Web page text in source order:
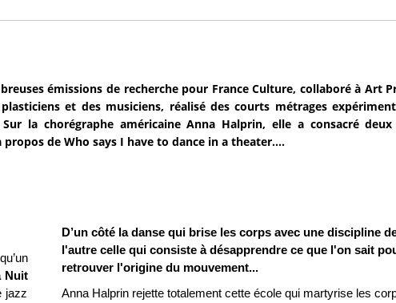
émissions de recherche pour France Culture, collaboré à Art
et des musiciens, réalisé des courts métrages
la chorégraphe américaine Anna Halprin, elle a consacré
de Who says I have to dance in a theater....
Nuit
jazz
D’un côté la danse qui brise les corps avec une discipline
l'autre celle qui consiste à désapprendre ce que l'on sait
retrouver l'origine du mouvement...
Anna Halprin rejette totalement cette école qui martyrise les